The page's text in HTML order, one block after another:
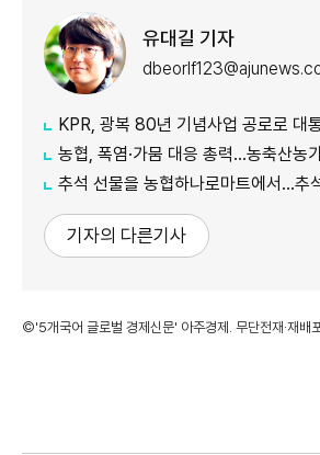
유대길 기자
KPR, 광복 80년 기념사업 공로로 대
농협, 폭염·가뭄 대응 총력...농축산농가 현장점
추석 선물을 농협하나로마트에서…추석 선물
기자의 다른기사
©'5개국어 글로벌 경제신문' 아주경제. 무단전재·재배